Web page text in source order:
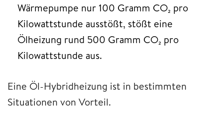
Wärmepumpe nur 100 Gramm CO₂ pro
Kilowattstunde ausstößt, stößt eine
Ölheizung rund 500 Gramm CO₂ pro
Kilowattstunde aus.
Eine Öl-Hybridheizung ist in bestimmten
Situationen von Vorteil.